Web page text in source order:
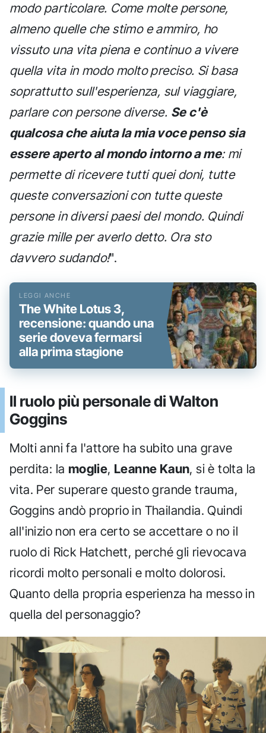
modo particolare. Come molte persone,
almeno quelle che stimo e ammiro, ho
vissuto una vita piena e continuo a vivere
quella vita in modo molto preciso. Si basa
soprattutto sull'esperienza, sul viaggiare,
parlare con persone diverse. Se c'è
qualcosa che aiuta la mia voce penso sia
essere aperto al mondo intorno a me: mi
permette di ricevere tutti quei doni, tutte
queste conversazioni con tutte queste
persone in diversi paesi del mondo. Quindi
grazie mille per averlo detto. Ora sto
davvero sudando!".
The White Lotus 3,
recensione: quando una
serie doveva fermarsi
alla prima stagione
Il ruolo più personale di Walton
Goggins
Molti anni fa l'attore ha subito una grave
perdita: la moglie, Leanne Kaun, si è tolta la
vita. Per superare questo grande trauma,
Goggins andò proprio in Thailandia. Quindi
all'inizio non era certo se accettare o no il
ruolo di Rick Hatchett, perché gli rievocava
ricordi molto personali e molto dolorosi.
Quanto della propria esperienza ha messo in
quella del personaggio?